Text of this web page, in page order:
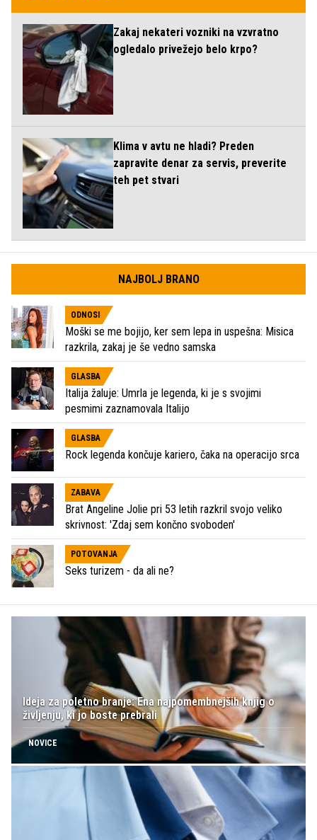
Zakaj nekateri vozniki na vzvratno
ogledalo privežejo belo krpo?
Klima v avtu ne hladi? Preden
zapravite denar za servis, preverite
teh pet stvari
NAJBOLJ BRANO
ODNOSI
Moški se me bojijo, ker sem lepa in uspešna: Misica
razkrila, zakaj je še vedno samska
GLASBA
Italija žaluje: Umrla je legenda, ki je s svojimi
pesmimi zaznamovala Italijo
GLASBA
Rock legenda končuje kariero, čaka na operacijo srca
ZABAVA
Brat Angeline Jolie pri 53 letih razkril svojo veliko
skrivnost: 'Zdaj sem končno svoboden'
POTOVANJA
Seks turizem - da ali ne?
Ideja za poletno branje: Ena najpomembnejših knjig o
življenju, ki jo boste prebrali
NOVICE